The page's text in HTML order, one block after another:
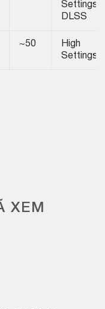
Settings
DLSS
~50
High
Settings
XEM